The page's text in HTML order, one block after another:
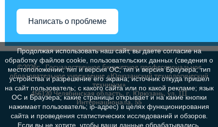
Написать о проблеме
©2026г., Государственное бюджетное профессиональное
образовательное учреждение «Юрюзанский технологический
техникум»
456120 Челябинская область, г. Юрюзань, ул. III
Интернационала, 55
Продолжая использовать наш сайт, вы даете согласие на
обработку файлов cookie, пользовательских данных (сведения о
местоположении; тип и версия ОС; тип и версия Браузера; тип
устройства и разрешение его экрана; источник откуда пришел
на сайт пользователь; с какого сайта или по какой рекламе; язык
ОС и Браузера; какие страницы открывает и на какие кнопки
нажимает пользователь; ip-адрес) в целях функционирования
сайта и проведения статистических исследований и обзоров.
Если вы не хотите, чтобы ваши данные обрабатывались,